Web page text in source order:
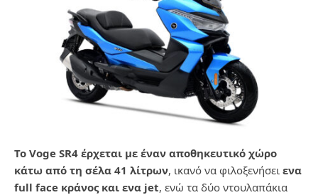
Το Voge SR4 έρχεται με έναν αποθηκευτικό χώρο
κάτω από τη σέλα 41 λίτρων, ικανό να φιλοξενήσει ενα
full face κράνος και ενα jet, ενώ τα δύο ντουλαπάκια